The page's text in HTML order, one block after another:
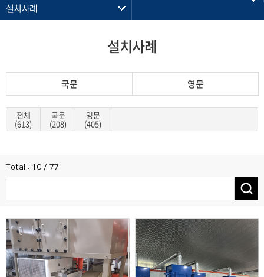
설치사례
설치사례
국문 영문
전체
(613)
국문
(208)
영문
(405)
Total : 10 / 77